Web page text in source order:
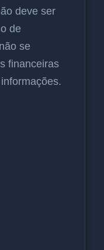
deve ser
de
se
financeiras